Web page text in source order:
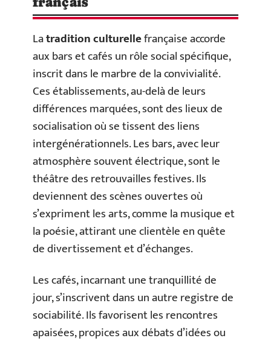
Latradition culturellefrançaise accorde
aux bars et cafés un rôle social spécifique,
inscrit dans le marbre de la convivialité.
Ces établissements, au-delà de leurs
différences marquées, sont des lieux de
socialisation où se tissent des liens
intergénérationnels. Les bars, avec leur
atmosphère souvent électrique, sont le
théâtre des retrouvailles festives. Ils
deviennent des scènes ouvertes où
s’expriment les arts, comme la musique et
la poésie, attirant une clientèle en quête
de divertissement et d’échanges.
Les cafés, incarnant une tranquillité de
jour, s’inscrivent dans un autre registre de
sociabilité. Ils favorisent les rencontres
apaisées, propices aux débats d’idées ou